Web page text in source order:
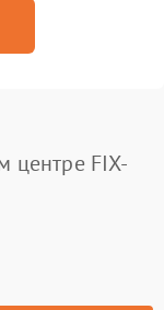
центре FIX-